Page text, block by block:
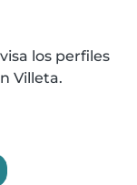
los perfiles
Villeta.